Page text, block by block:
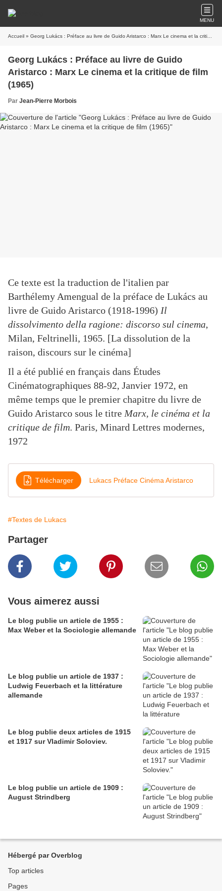
MENU
Accueil » Georg Lukács : Préface au livre de Guido Aristarco : Marx Le cinema et la critique de film (1965)
Georg Lukács : Préface au livre de Guido
Aristarco : Marx Le cinema et la critique de film
(1965)
Par Jean-Pierre Morbois
Ce texte est la traduction de l'italien par
Barthélemy Amengual de la préface de Lukács au
livre de Guido Aristarco (1918-1996) Il
dissolvimento della ragione: discorso sul cinema,
Milan, Feltrinelli, 1965. [La dissolution de la
raison, discours sur le cinéma]
Il a été publié en français dans Études
Cinématographiques 88-92, Janvier 1972, en
même temps que le premier chapitre du livre de
Guido Aristarco sous le titre Marx, le cinéma et la
critique de film. Paris, Minard Lettres modernes,
1972
Télécharger Lukacs Préface Cinéma Aristarco
#Textes de Lukacs
Partager
Vous aimerez aussi
Le blog publie un article de 1955 :
Max Weber et la Sociologie allemande
Le blog publie un article de 1937 :
Ludwig Feuerbach et la littérature
allemande
Le blog publie deux articles de 1915
et 1917 sur Vladimir Soloviev.
Le blog publie un article de 1909 :
August Strindberg
Hébergé par Overblog
Top articles
Pages